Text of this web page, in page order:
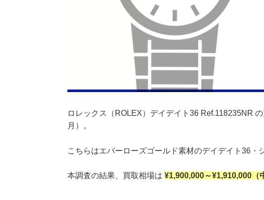
ロレックス（ROLEX）デイデイト36 Ref.118235NR
月）。
こちらはエバーローズゴールド素材のデイデイト36・
本調査の結果、買取相場は ¥1,900,000～¥1,910,000（